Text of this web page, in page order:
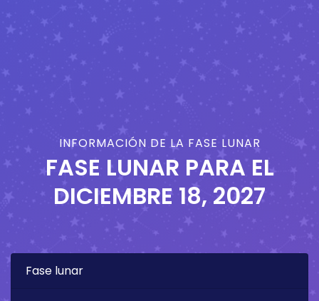
INFORMACIÓN DE LA FASE LUNAR
FASE LUNAR PARA EL
DICIEMBRE 18, 2027
Fase lunar